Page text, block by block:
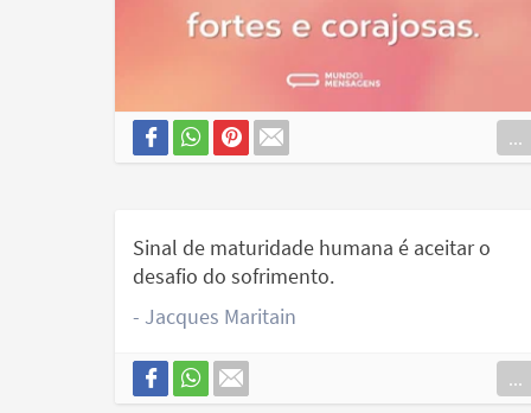
...
Sinal de maturidade humana é aceitar o
desafio do sofrimento.
- Jacques Maritain
...